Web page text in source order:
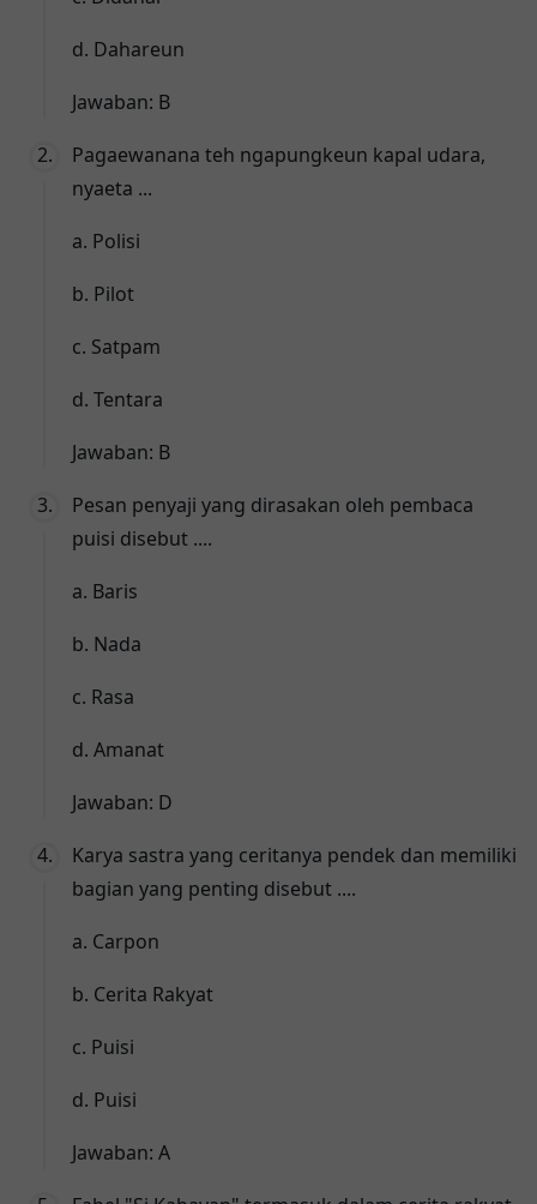
d. Dahareun
Jawaban: B
Pagaewanana teh ngapungkeun kapal udara,
nyaeta ...
a. Polisi
b. Pilot
c. Satpam
d. Tentara
Jawaban: B
Pesan penyaji yang dirasakan oleh pembaca
puisi disebut ....
a. Baris
b. Nada
c. Rasa
d. Amanat
Jawaban: D
Karya sastra yang ceritanya pendek dan memiliki
bagian yang penting disebut ....
a. Carpon
b. Cerita Rakyat
c. Puisi
d. Puisi
Jawaban: A